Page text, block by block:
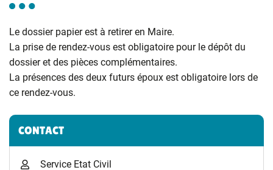
Le dossier papier est à retirer en Maire.
La prise de rendez-vous est obligatoire pour le dépôt du
dossier et des pièces complémentaires.
La présences des deux futurs époux est obligatoire lors de
ce rendez-vous.
Informations complémentaires
CONTACT
Service Etat Civil